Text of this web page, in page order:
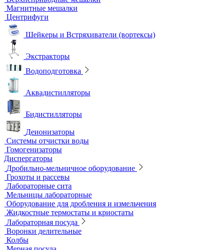
Кислородомеры
Кондуктометры
Лабораторные электроды
Мультипараметровые приборы
ОВП-метры
Оксиметры
Промышленные электроды
Перемешивающие устройства
Верхнеприводные мешалки
Магнитные мешалки
Центрифуги
Шейкеры и Встряхиватели (вортексы)
Экстракторы
Водоподготовка
Аквадистилляторы
Бидистилляторы
Деионизаторы
Системы отчистки воды
Гомогенизаторы
Диспергаторы
Дробильно-мельничное оборудование